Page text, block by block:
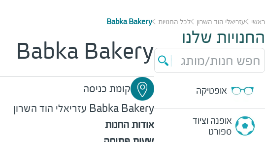
ראשי עזריאלי הוד השרון לכל החנויות Babka Bakery
החנויות שלנו
חפש חנות/מותג
אופטיקה
אופנה וציוד
ספורט
Babka Bakery
קומת כניסה
Babka Bakery עזריאלי הוד השרון
אודות החנות